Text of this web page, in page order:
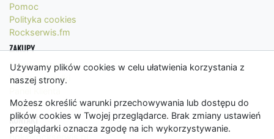
Używamy plików cookies w celu ułatwienia korzystania z
naszej strony.
Możesz określić warunki przechowywania lub dostępu do
plików cookies w Twojej przeglądarce. Brak zmiany ustawień
przeglądarki oznacza zgodę na ich wykorzystywanie.
Pomoc
Polityka cookies
Rockserwis.fm
ZAKUPY
Formy płatności
Koszty wysyłki
Regulamin
KONTAKT